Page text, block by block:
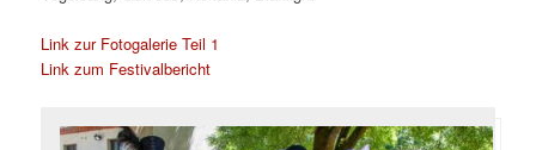
Link zur Fotogalerie Teil 1
Link zum Festivalbericht